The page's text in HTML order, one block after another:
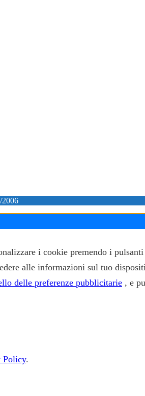
2006
i cookie premendo i
alle informazioni sul tuo
delle preferenze pubblicitarie , e
Policy.